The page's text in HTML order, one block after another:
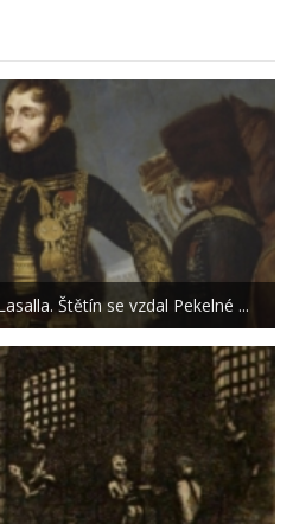
Štětín se vzdal Pekelné ...